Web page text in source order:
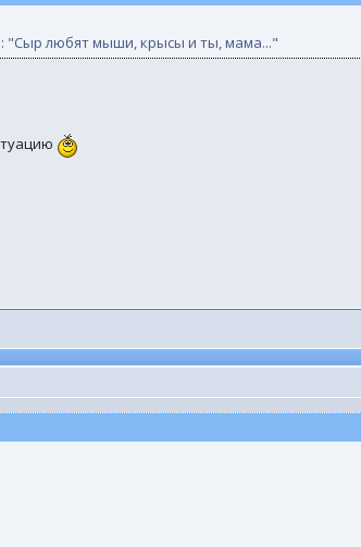
"Сыр любят мыши, крысы и ты, мама..."